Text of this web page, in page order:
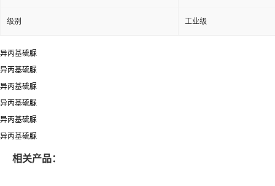
级别 工业级
异丙基硫脲
异丙基硫脲
异丙基硫脲
异丙基硫脲
异丙基硫脲
异丙基硫脲
相关产品：